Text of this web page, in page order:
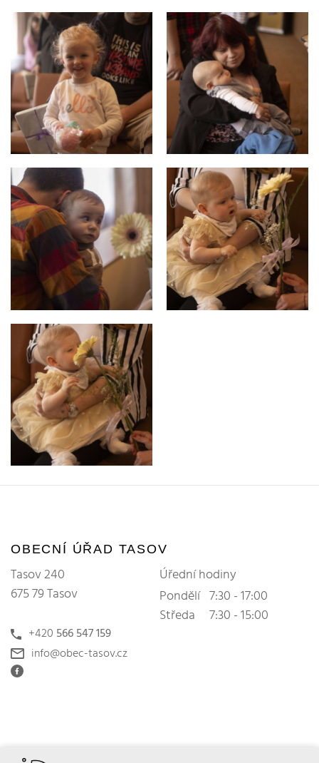
OBECNÍ ÚŘAD TASOV
Tasov 240
675 79 Tasov
+420 566 547 159
info@obec-tasov.cz
Úřední hodiny
Pondělí 7:30 - 17:00
Středa
7:30 - 15:00